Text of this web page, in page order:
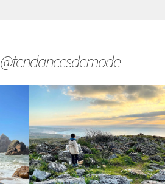
@tendancesdemode